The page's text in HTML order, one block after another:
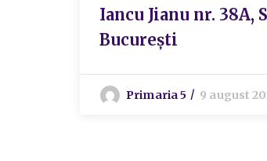
Iancu Jianu nr. 38A,
București
Primaria 5 9 august